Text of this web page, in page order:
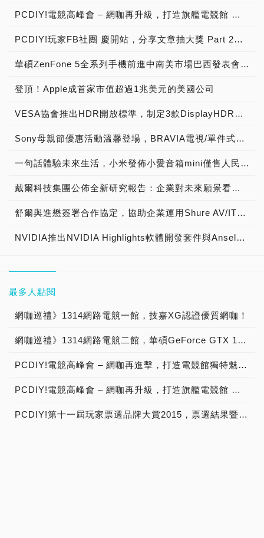
PCDIY!電競高峰會 – 網咖再升級，打造旗艦電競館 →2018/11/21活動展開預告！
PCDIY!玩家FB社團 慶開站，分享文章抽大獎 Part 2【已結束】
華碩ZenFone 5全系列手機前進中南美市場巴西發表會盛大舉行，結合最大電信商Vivo及知名卡通漫畫製作公司Mauricio de Souza，打造在地化產品體驗與服務
登頂！Apple成首家市值超過1兆美元的美國公司
VESA協會推出HDR開放標準，制定3款DisplayHDR認證等級400、600、1000，搭配自我測試工具，推動產業進入下世代HDR新境界，現場直擊快報
Sony母親節優惠活動溫馨登場，BRAVIA電視/單件式環繞音響系列，期間限定買就送豐富好禮
一句話體驗未來生活，小米發佈小愛音箱mini僅售人民幣169元
戴爾科技集團公佈全新研究報告：企業對未來願景看法分歧，亞太與日本地區全球企業主管預測人機合作新時代與他們如何預先做好準備
舒爾與進懋簽署合作協定，協助企業運用Shure AV/IT音訊整合方案打造跨國會議系統
NVIDIA推出NVIDIA Highlights軟體開發套件與Ansel線上展示藝廊，並於GeForce Experience新增GIF檔存取功能
最多人點閱
網咖巡禮》1314網路電競一館，技嘉XG認證優質網咖！
網咖巡禮》1314網路電競二館，華碩GeForce GTX 1080超狂台中市電競網咖！
PCDIY!電競高峰會 – 網咖再進擊，打造電競館獨特魅力 →2016/08/18活動展開預告！【已結束】
PCDIY!電競高峰會 – 網咖再升級，打造旗艦電競館 →2018/11/21活動展開預告！
PCDIY!第十一屆玩家票選品牌大賞2015，票選結果暨得獎公布！